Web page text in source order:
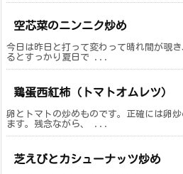
空芯菜のニンニク炒め
今日は昨日と打って変わって晴れ間が覗
るとすっかり夏日で ...
鶏蛋西紅柿（トマトオムレツ）
卵とトマトの炒めものです。正確には卵
ます。残念ながら、 ...
芝えびとカシューナッツ炒め